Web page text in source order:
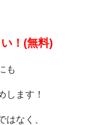
！(無料)
も
します！
はなく、